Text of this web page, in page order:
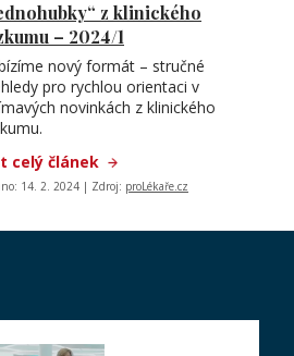
z klinického
– 2024/1
nový formát – stručné
pro rychlou orientaci v
novinkách z klinického
celý článek
14. 2. 2024 | Zdroj: proLékaře.cz